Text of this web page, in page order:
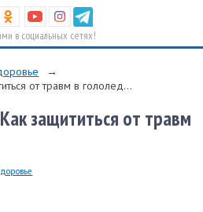
в социальных сетях!
→
от травм в гололед...
защититься от травм